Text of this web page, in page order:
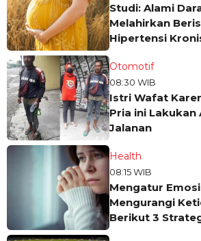
Studi: Alami
Melahirkan
Hipertensi
Otomotif
08:30 WIB
Istri Wafat
Pria ini Lakukan
Jalanan
Health
08:15 WIB
Mengatur
Mengurangi
Berikut 3